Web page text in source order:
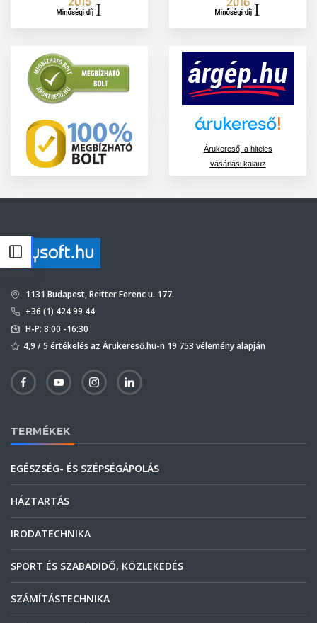
Árukereső, a hiteles
vásárlási kalauz
1131 Budapest, Reitter Ferenc u. 177.
+36 (1) 424 99 44
H-P: 8:00 -16:30
4,9 / 5 értékelés az Árukereső.hu-n 19 753 vélemény alapján
TERMÉKEK
EGÉSZSÉG- ÉS SZÉPSÉGÁPOLÁS
HÁZTARTÁS
IRODATECHNIKA
SPORT ÉS SZABADIDŐ, KÖZLEKEDÉS
SZÁMÍTÁSTECHNIKA